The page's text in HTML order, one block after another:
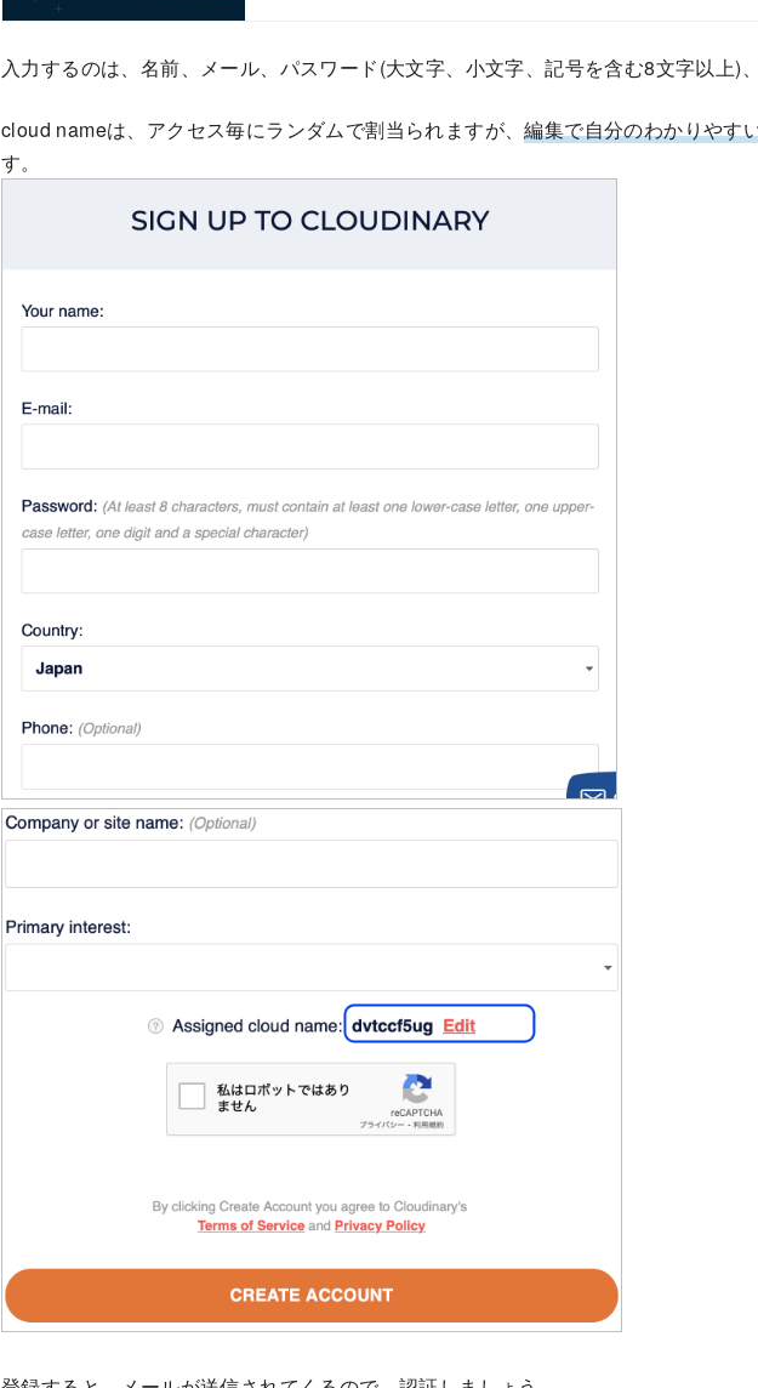
入力するのは、名前、メール、パスワード(大文字、小文字、記号を含む8文字以上)
cloud nameは、アクセス毎にランダムで割当られますが、編集で自分のわかりやす
す。